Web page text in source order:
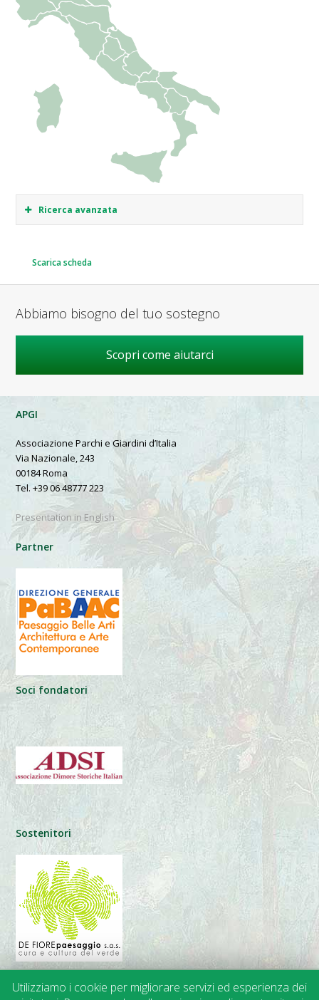
Ricerca avanzata
Scarica scheda
Abbiamo bisogno del tuo sostegno
Scopri come aiutarci
APGI
Associazione Parchi e Giardini d’Italia
Via Nazionale, 243
00184 Roma
Tel. +39 06 48777 223
Presentation in English
Partner
Soci fondatori
Sostenitori
Utilizziamo i cookie per migliorare servizi ed esperienza dei